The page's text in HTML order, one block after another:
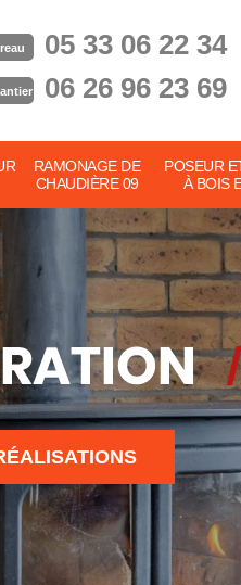
05 33 06 22 34
06 26 96 23 69
RAMONAGE DE
CHAUDIÈRE 09
POSEUR
À BOIS